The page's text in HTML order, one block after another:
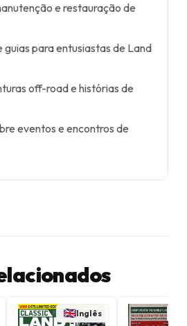
e restauração de
guias para entusiastas de Land
off-road e histórias de
eventos e encontros de
Inglês